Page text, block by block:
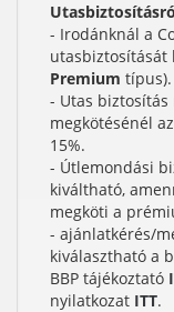
- Irodánknál a
utasbiztosítását
Premium típus).
- Utas biztosítás
megkötésénél
15%.
- Útlemondási
kiváltható,
megköti a
- ajánlatkérés/
kiválasztható a
BBP tájékoztató
nyilatkozat ITT.